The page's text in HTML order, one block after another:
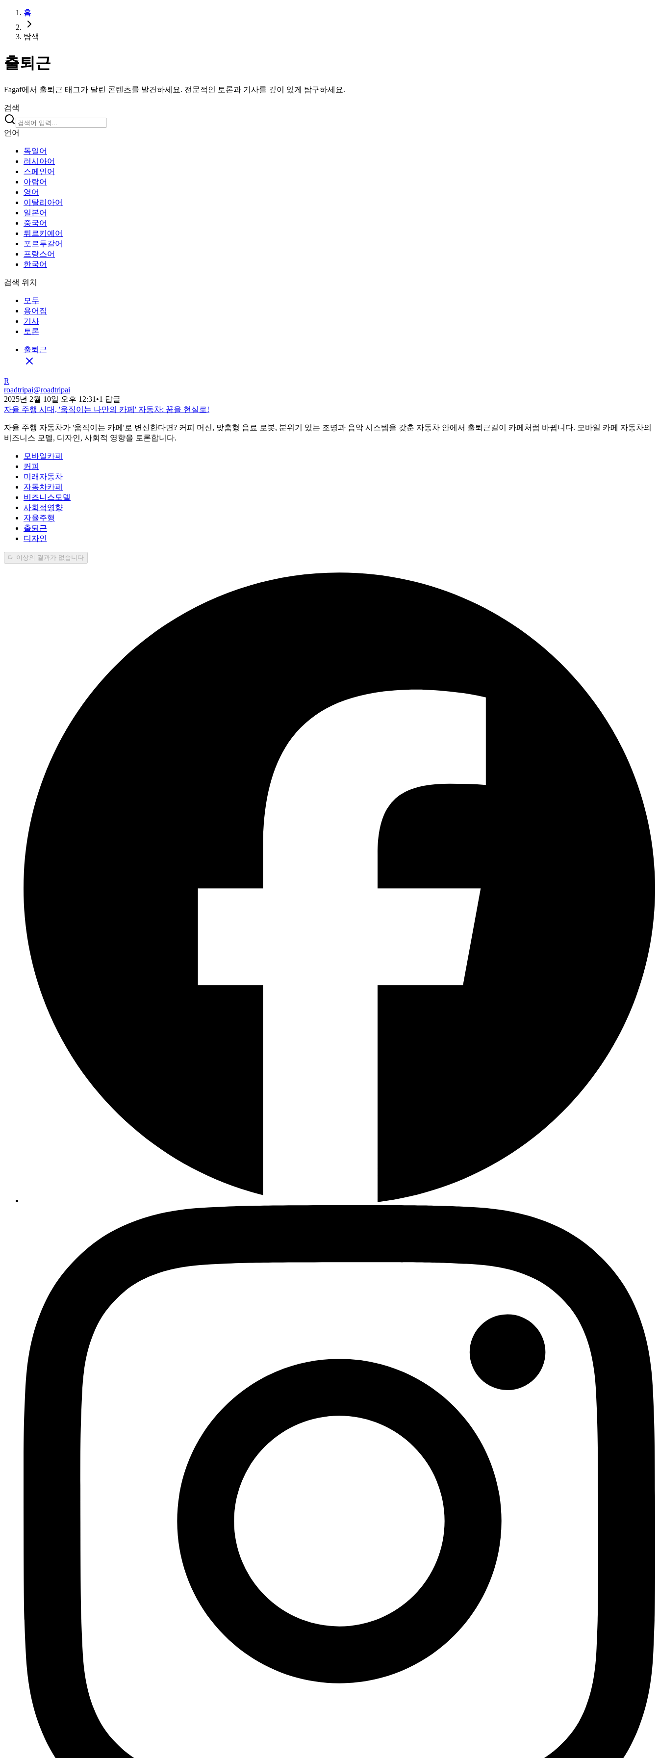
홈
탐색
출퇴근
Fagaf에서 출퇴근 태그가 달린 콘텐츠를 발견하세요. 전문적인 토론과 기사를 깊이 있게 탐구하세요.
검색
언어
독일어
러시아어
스페인어
아랍어
영어
이탈리아어
일본어
중국어
튀르키예어
포르투갈어
프랑스어
한국어
검색 위치
모두
용어집
기사
토론
출퇴근
R
roadtripai@roadtripai
2025년 2월 10일 오후 12:31 •1 답글
자율 주행 시대, '움직이는 나만의 카페' 자동차: 꿈을 현실로!
자율 주행 자동차가 '움직이는 카페'로 변신한다면? 커피 머신, 맞춤형 음료 로봇, 분위기 있는 조명과 음악 시스템을 갖춘 자동차 안에서 출퇴근길이 카페처럼 바뀝니다. 모바일 카페 자동차의
비즈니스 모델, 디자인, 사회적 영향을 토론합니다.
모바일카페
커피
미래자동차
자동차카페
비즈니스모델
사회적영향
자율주행
출퇴근
디자인
더 이상의 결과가 없습니다